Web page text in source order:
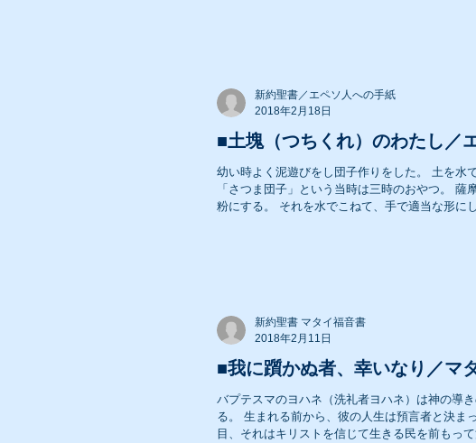
2012年 礼拝メッセージ
2004年 礼拝メッセージ
■土塊（つちくれ）のわたし／
幼い時よく泥遊びをし団子作りをした。 土を水
「さつま団子」という当時は三時のおやつ。 薩
粉にする。 それを水でこねて、手で適当な形に
新約聖書／エペソ人への手紙
2018年2月18日
■我に躓かぬ者、幸いなり／マ
バプテスマのヨハネ（洗礼者ヨハネ）は神の導
る。 生まれる前から、彼の人生は預言者と決ま
目、それはキリストを信じて生きる民を前もっ
新約聖書 マタイ福音書
2018年2月11日